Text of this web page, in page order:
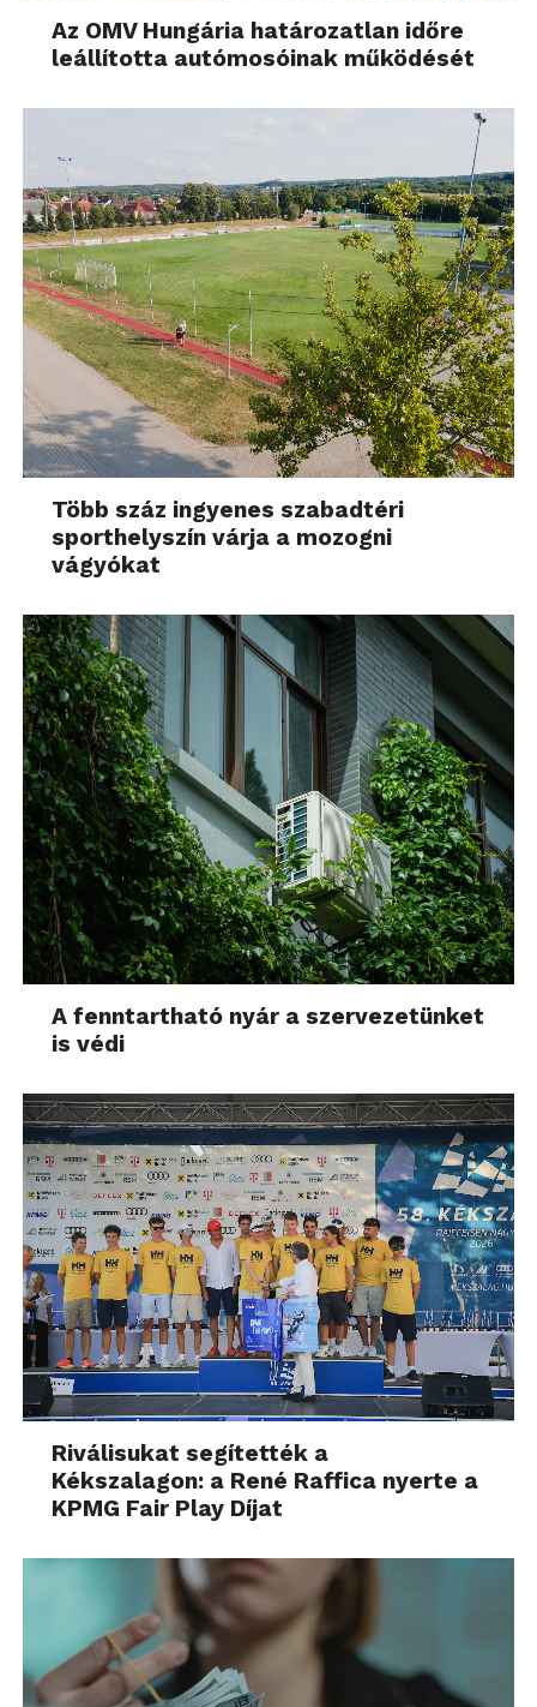
Az OMV Hungária határozatlan időre
leállította autómosóinak működését
Több száz ingyenes szabadtéri
sporthelyszín várja a mozogni
vágyókat
A fenntartható nyár a szervezetünket
is védi
Riválisukat segítették a
Kékszalagon: a René Raffica nyerte a
KPMG Fair Play Díjat